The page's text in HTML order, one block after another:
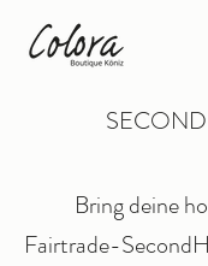
Bring deine
Fairtrade-